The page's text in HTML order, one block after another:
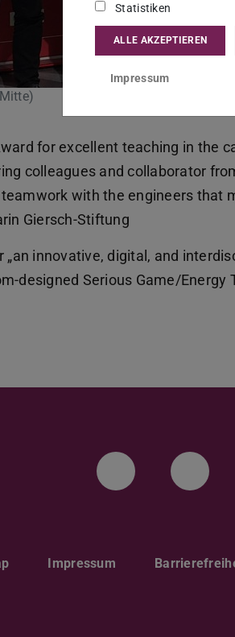
for excellent teaching in the
colleagues and collaborator
with the engineers that
Giersch-Stiftung
innovative, digital, and
designed Serious Game/Energy
LinkedIn-
Impressum
Statistiken
ALLE AKZEPTIEREN
Impressum